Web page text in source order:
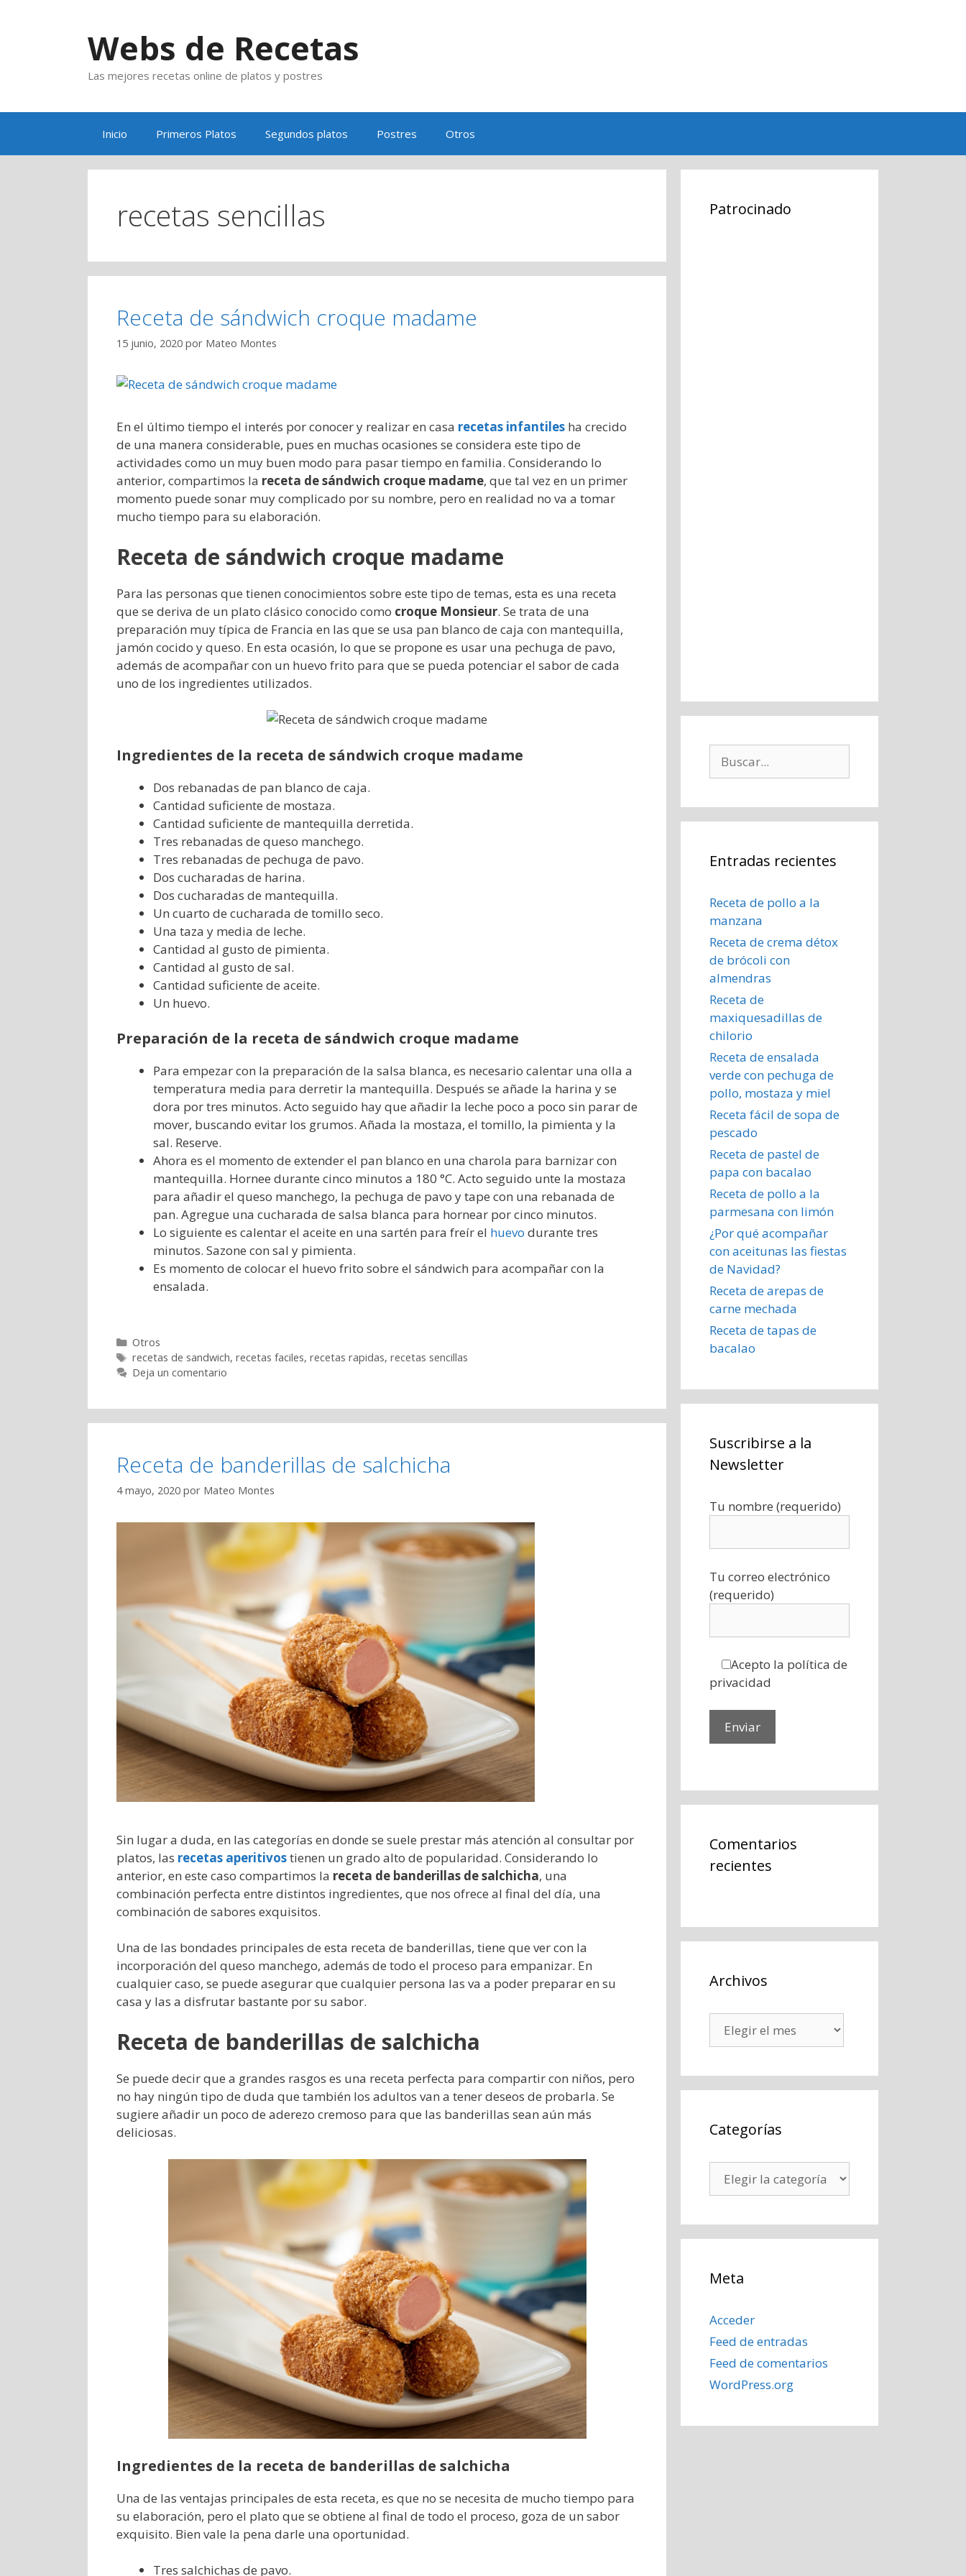
Webs de Recetas
Las mejores recetas online de platos y postres
Inicio Primeros Platos Segundos platos Postres Otros
recetas sencillas
Receta de sándwich croque madame
15 junio, 2020 por Mateo Montes
En el último tiempo el interés por conocer y realizar en casa recetas infantiles ha crecido
de una manera considerable, pues en muchas ocasiones se considera este tipo de
actividades como un muy buen modo para pasar tiempo en familia. Considerando lo
anterior, compartimos la receta de sándwich croque madame, que tal vez en un primer
momento puede sonar muy complicado por su nombre, pero en realidad no va a tomar
mucho tiempo para su elaboración.
Receta de sándwich croque madame
Para las personas que tienen conocimientos sobre este tipo de temas, esta es una receta
que se deriva de un plato clásico conocido como croque Monsieur. Se trata de una
preparación muy típica de Francia en las que se usa pan blanco de caja con mantequilla,
jamón cocido y queso. En esta ocasión, lo que se propone es usar una pechuga de pavo,
además de acompañar con un huevo frito para que se pueda potenciar el sabor de cada
uno de los ingredientes utilizados.
Ingredientes de la receta de sándwich croque madame
Dos rebanadas de pan blanco de caja.
Cantidad suficiente de mostaza.
Cantidad suficiente de mantequilla derretida.
Tres rebanadas de queso manchego.
Tres rebanadas de pechuga de pavo.
Dos cucharadas de harina.
Dos cucharadas de mantequilla.
Un cuarto de cucharada de tomillo seco.
Una taza y media de leche.
Cantidad al gusto de pimienta.
Cantidad al gusto de sal.
Cantidad suficiente de aceite.
Un huevo.
Preparación de la receta de sándwich croque madame
Para empezar con la preparación de la salsa blanca, es necesario calentar una olla a
temperatura media para derretir la mantequilla. Después se añade la harina y se
dora por tres minutos. Acto seguido hay que añadir la leche poco a poco sin parar de
mover, buscando evitar los grumos. Añada la mostaza, el tomillo, la pimienta y la
sal. Reserve.
Ahora es el momento de extender el pan blanco en una charola para barnizar con
mantequilla. Hornee durante cinco minutos a 180 °C. Acto seguido unte la mostaza
para añadir el queso manchego, la pechuga de pavo y tape con una rebanada de
pan. Agregue una cucharada de salsa blanca para hornear por cinco minutos.
Lo siguiente es calentar el aceite en una sartén para freír el huevo durante tres
minutos. Sazone con sal y pimienta.
Es momento de colocar el huevo frito sobre el sándwich para acompañar con la
ensalada.
Categorías
Otros
Etiquetas
recetas de sandwich, recetas faciles, recetas rapidas, recetas sencillas
Deja un comentario
Receta de banderillas de salchicha
4 mayo, 2020 por Mateo Montes
Sin lugar a duda, en las categorías en donde se suele prestar más atención al consultar por
platos, las recetas aperitivostienen un grado alto de popularidad. Considerando lo
anterior, en este caso compartimos la receta de banderillas de salchicha, una
combinación perfecta entre distintos ingredientes, que nos ofrece al final del día, una
combinación de sabores exquisitos.
Una de las bondades principales de esta receta de banderillas, tiene que ver con la
incorporación del queso manchego, además de todo el proceso para empanizar. En
cualquier caso, se puede asegurar que cualquier persona las va a poder preparar en su
casa y las a disfrutar bastante por su sabor.
Receta de banderillas de salchicha
Se puede decir que a grandes rasgos es una receta perfecta para compartir con niños, pero
no hay ningún tipo de duda que también los adultos van a tener deseos de probarla. Se
sugiere añadir un poco de aderezo cremoso para que las banderillas sean aún más
deliciosas.
Ingredientes de la receta de banderillas de salchicha
Una de las ventajas principales de esta receta, es que no se necesita de mucho tiempo para
su elaboración, pero el plato que se obtiene al final de todo el proceso, goza de un sabor
exquisito. Bien vale la pena darle una oportunidad.
Tres salchichas de pavo.
Patrocinado
Entradas recientes
Receta de pollo a la
manzana
Receta de crema détox
de brócoli con
almendras
Receta de
maxiquesadillas de
chilorio
Receta de ensalada
verde con pechuga de
pollo, mostaza y miel
Receta fácil de sopa de
pescado
Receta de pastel de
papa con bacalao
Receta de pollo a la
parmesana con limón
¿Por qué acompañar
con aceitunas las fiestas
de Navidad?
Receta de arepas de
carne mechada
Receta de tapas de
bacalao
Suscribirse a la
Newsletter
Tu nombre (requerido)
Tu correo electrónico
(requerido)
Acepto la política de
privacidad
Comentarios
recientes
Archivos
Categorías
Meta
Acceder
Feed de entradas
Feed de comentarios
WordPress.org